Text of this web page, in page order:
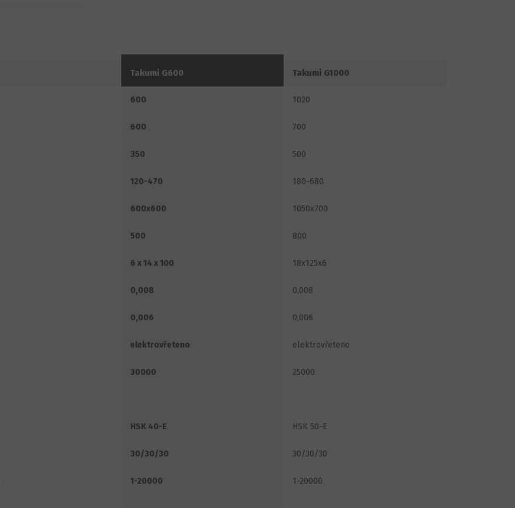
Takumi G600 Takumi G1000
600 1020
600 700
350 500
120-470 180-680
600x600 1050x700
500 800
6 x 14 x 100 18x125x6
0,008 0,008
0,006 0,006
elektrovřeteno elektrovřeteno
30000 25000
HSK 40-E HSK 50-E
30/30/30 30/30/30
1-20000 1-20000